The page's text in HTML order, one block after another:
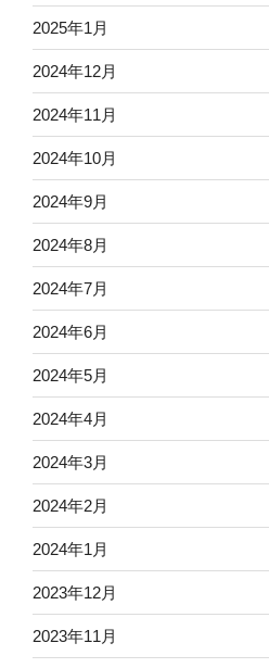
2025年1月
2024年12月
2024年11月
2024年10月
2024年9月
2024年8月
2024年7月
2024年6月
2024年5月
2024年4月
2024年3月
2024年2月
2024年1月
2023年12月
2023年11月